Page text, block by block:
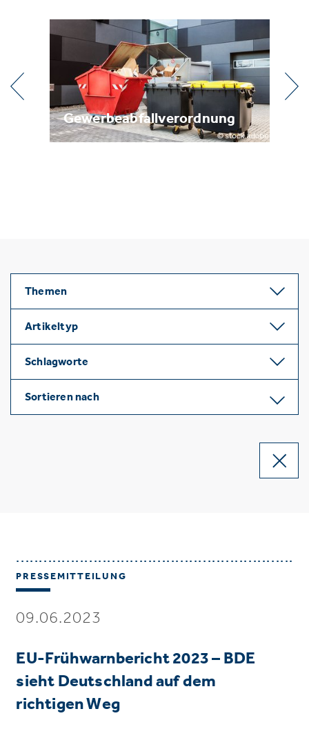
Gewerbeabfallverordnung
Themen
Artikeltyp
Schlagworte
Sortieren nach
PRESSEMITTEILUNG
09.06.2023
EU-Frühwarnbericht 2023 – BDE
sieht Deutschland auf dem
richtigen Weg